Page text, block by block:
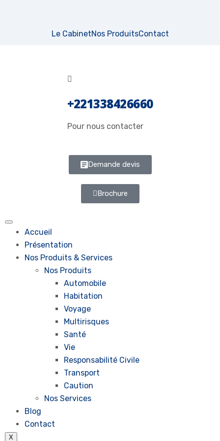
Le CabinetNos ProduitsContact
+221338426660
Pour nous contacter
Demande devis
Brochure
Accueil
Présentation
Nos Produits & Services
Nos Produits
Automobile
Habitation
Voyage
Multirisques
Santé
Vie
Responsabilité Civile
Transport
Caution
Nos Services
Blog
Contact
X